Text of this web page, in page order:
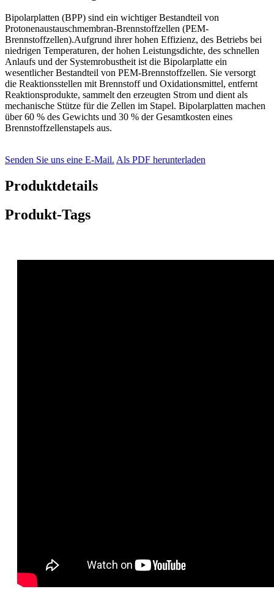
Bipolarplatten (BPP) sind ein wichtiger Bestandteil von
Protonenaustauschmembran-Brennstoffzellen (PEM-
Brennstoffzellen).Aufgrund ihrer hohen Effizienz, des Betriebs bei
niedrigen Temperaturen, der hohen Leistungsdichte, des schnellen
Anlaufs und der Systemrobustheit ist die Bipolarplatte ein
wesentlicher Bestandteil von PEM-Brennstoffzellen. Sie versorgt
die Reaktionsstellen mit Brennstoff und Oxidationsmittel, entfernt
Reaktionsprodukte, sammelt den erzeugten Strom und dient als
mechanische Stütze für die Zellen im Stapel. Bipolarplatten machen
über 60 % des Gewichts und 30 % der Gesamtkosten eines
Brennstoffzellenstapels aus.
Senden Sie uns eine E-Mail. Als PDF herunterladen
Produktdetails
Produkt-Tags